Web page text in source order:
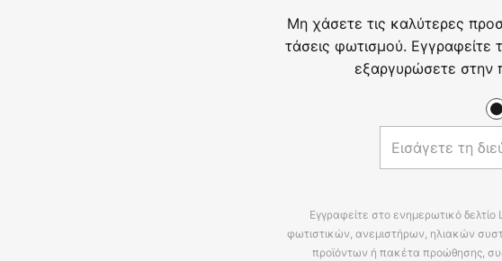
Μη χάσετε τις καλύτερες
τάσεις φωτισμού. Εγγραφείτε
εξαργυρώσετε στην
Εγγραφείτε στο ενημερωτικό
φωτιστικών, ανεμιστήρων, ηλιακών
προϊόντων ή πακέτα προώθησης,